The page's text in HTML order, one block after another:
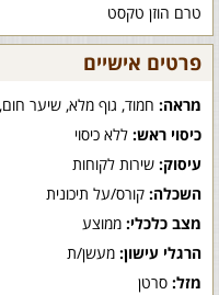
טרם הוזן טקסט
פרטים אישיים
מראה: חמוד, גוף מלא, שיער חום,
כיסוי ראש: ללא כיסוי
עיסוק: שירות לקוחות
השכלה: קורס/על תיכונית
מצב כלכלי: ממוצע
הרגלי עישון: מעשן/ת
מזל: סרטן